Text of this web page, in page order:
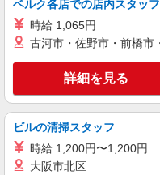
通費全支
キープ
派遣社員
株式会社kotrio /●OK-H-2021148
<岡山市
取り♪サ高
ベルク各店での店内スタッフ
時給 1,065円
古河市・佐野市・前橋市
詳細を見る
ビルの清掃スタッフ
時給 1,200円〜1,200円
大阪市北区